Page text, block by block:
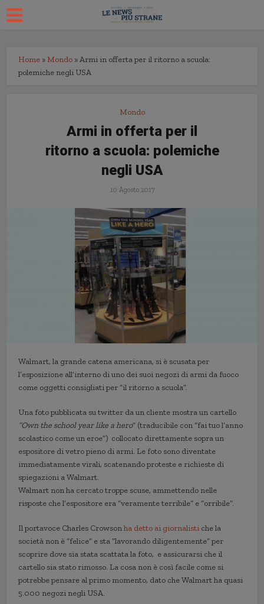
Home » Mondo »Armi in offerta per il ritorno a scuola:
polemiche negli USA
Mondo
Armi in offerta per il
ritorno a scuola: polemiche
negli USA
10 Agosto 2017
Walmart, la grande catena americana, si è scusata per
l’esposizione all’interno di uno dei suoi negozi di armi da fuoco
come oggetti consigliati per “il ritorno a scuola”.
Una foto pubblicata su twitter da un cliente mostra un cartello
“Own the school year like a hero” (traducibile con “fai tuo l’anno
scolastico come un eroe”) collocato direttamente sopra un
espositore di vetro pieno di armi. Le foto sono diventate
immediatamente virali, scatenando proteste e richieste di
spiegazioni a Walmart.
Walmart non ha cercato troppe scuse, ammettendo nelle
risposte che l’espositore era “veramente terribile” e “orribile”.
Il portavoce Charles Crowsonha detto ai giornalisti che la
società non è “felice” e sta “lavorando diligentemente” per
scoprire dove sia stata scattata la foto, e assicurarsi che il
cartello sia stato rimosso. La cosa non è così facile come si
potrebbe pensare al primo momento, dato che Walmart ha quasi
5.000 negozi negli USA.